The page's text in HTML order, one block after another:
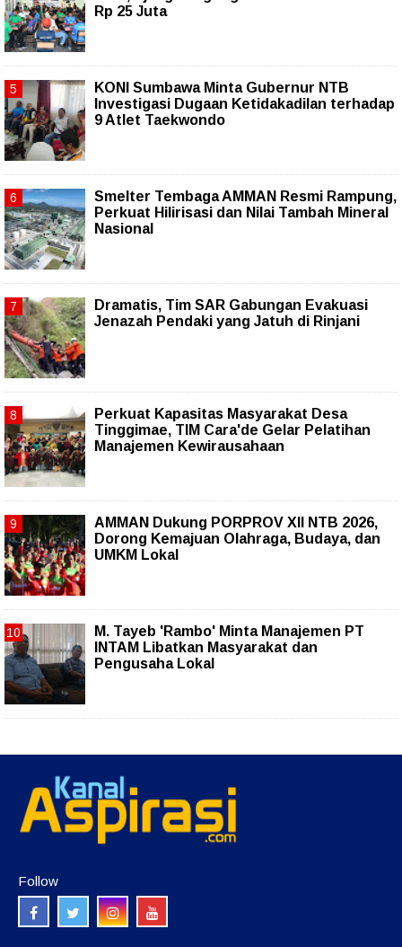
Rp 25 Juta
KONI Sumbawa Minta Gubernur NTB
Investigasi Dugaan Ketidakadilan terhadap
9 Atlet Taekwondo
Smelter Tembaga AMMAN Resmi Rampung,
Perkuat Hilirisasi dan Nilai Tambah Mineral
Nasional
Dramatis, Tim SAR Gabungan Evakuasi
Jenazah Pendaki yang Jatuh di Rinjani
Perkuat Kapasitas Masyarakat Desa
Tinggimae, TIM Cara'de Gelar Pelatihan
Manajemen Kewirausahaan
AMMAN Dukung PORPROV XII NTB 2026,
Dorong Kemajuan Olahraga, Budaya, dan
UMKM Lokal
M. Tayeb 'Rambo' Minta Manajemen PT
INTAM Libatkan Masyarakat dan
Pengusaha Lokal
Follow